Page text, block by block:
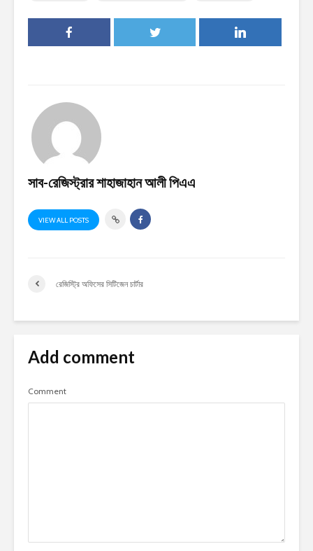
সাব-রেজিস্ট্রার শাহাজাহান আলী পিএএ
VIEW ALL POSTS
রেজিস্ট্রি অফিসের সিটিজেন চার্টার
Add comment
Comment